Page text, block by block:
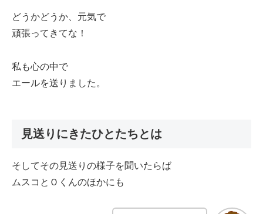
どうかどうか、元気で
頑張ってきてな！
私も心の中で
エールを送りました。
見送りにきたひとたちとは
そしてその見送りの様子を聞いたらば
ムスコとＯくんのほかにも